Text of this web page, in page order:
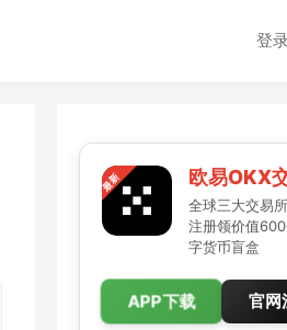
登
欧易OKX
全球三大交易
注册领价值
字货币盲盒
APP下载 官网